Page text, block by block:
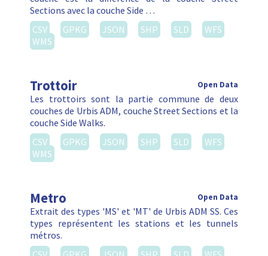
Sections avec la couche Side …
CSV
GPKG JSON SHP SLD
WFS
WMS
Trottoir Open Data
Les trottoirs sont la partie commune de deux
couches de Urbis ADM, couche Street Sections et la
couche Side Walks.
CSV
GPKG JSON SHP SLD
WFS
WMS
Metro Open Data
Extrait des types 'MS' et 'MT' de Urbis ADM SS. Ces
types représentent les stations et les tunnels
métros.